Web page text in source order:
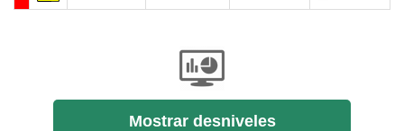
Mostrar desniveles